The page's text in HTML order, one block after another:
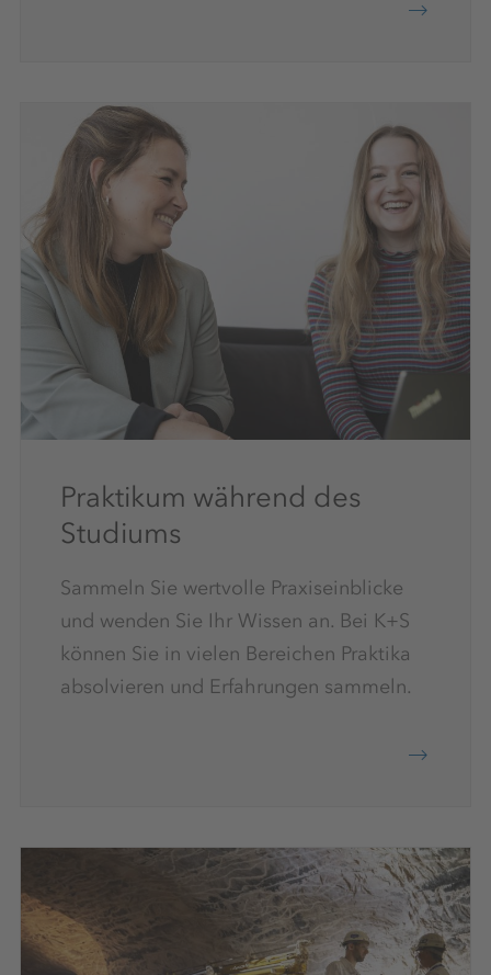
Praktikum während des
Studiums
Sammeln Sie wertvolle Praxiseinblicke
und wenden Sie Ihr Wissen an. Bei K+S
können Sie in vielen Bereichen Praktika
absolvieren und Erfahrungen sammeln.